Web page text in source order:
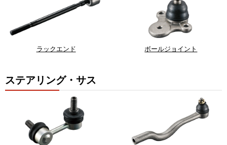
ラックエンド ボールジョイント
ステアリング・サス